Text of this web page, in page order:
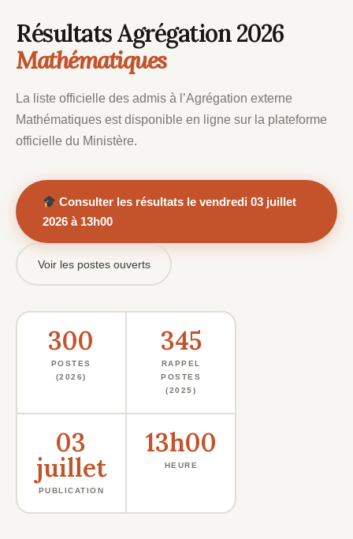
Résultats Agrégation 2026
Mathématiques
La liste officielle des admis à l’Agrégation externe
Mathématiques est disponible en ligne sur la plateforme
officielle du Ministère.
Consulter les résultats le vendredi 03 juillet
2026 à 13h00
Voir les postes ouverts
300
POSTES
(2026)
345
RAPPEL
POSTES
(2025)
03
juillet
PUBLICATION
13h00
HEURE